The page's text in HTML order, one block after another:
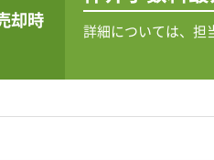
却時 詳細については、担